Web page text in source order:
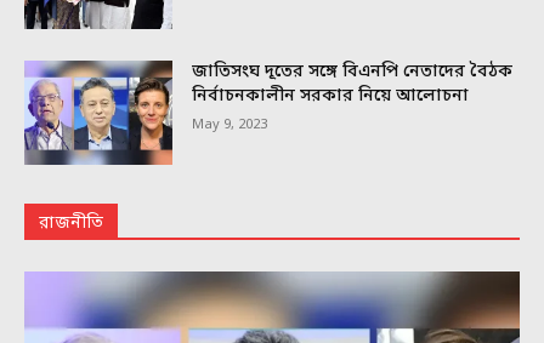
জাতিসংঘ দূতের সঙ্গে বিএনপি নেতাদের বৈঠক
নির্বাচনকালীন সরকার নিয়ে আলোচনা
May 9, 2023
রাজনীতি